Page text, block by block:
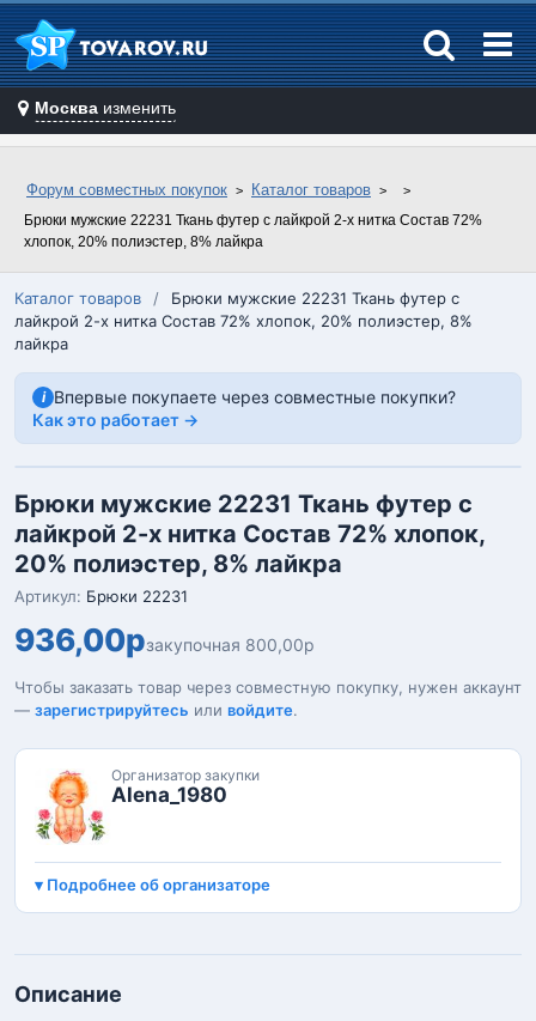
Москва изменить
Форум совместных покупок Каталог товаров
Брюки мужские 22231 Ткань футер с лайкрой 2-х нитка Состав 72%
хлопок, 20% полиэстер, 8% лайкра
Каталог товаров /
Брюки мужские 22231 Ткань футер с
лайкрой 2-х нитка Состав 72% хлопок, 20% полиэстер, 8%
лайкра
i Впервые покупаете через совместные покупки?
Как это работает →
Брюки мужские 22231 Ткань футер с
лайкрой 2-х нитка Состав 72% хлопок,
20% полиэстер, 8% лайкра
Артикул: Брюки 22231
936,00рзакупочная 800,00р
Чтобы заказать товар через совместную покупку, нужен аккаунт
— зарегистрируйтесь или войдите.
Организатор закупки
Alena_1980
Подробнее об организаторе
Описание